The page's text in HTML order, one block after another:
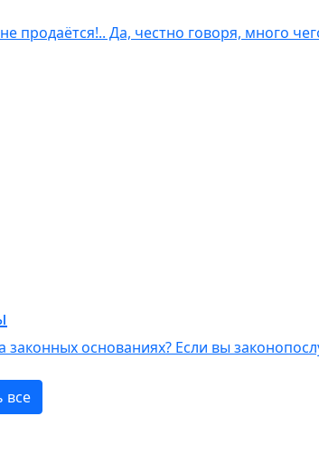
продаётся!.. Да, честно говоря, много
основаниях? Если вы
все